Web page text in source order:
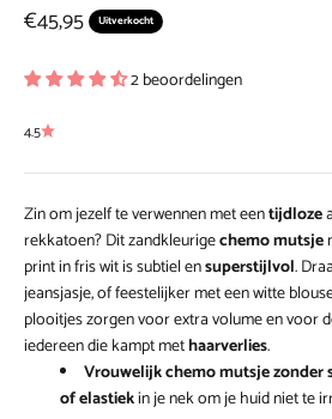
Aanbiedingsprijs
€45,95 Uitverkocht
2 beoordelingen
4.5
Zin om jezelf te verwennen met eentijdloze
rekkatoen? Dit zandkleurigechemo mutsje
print in fris wit is subtiel ensuperstijlvol.
jeansjasje, of feestelijker met een witte
plooitjes zorgen voor extra volume en voor
iedereen die kampt methaarverlies.
Vrouwelijk chemo mutsje zonder
of elastiekin je nek om je huid niet te